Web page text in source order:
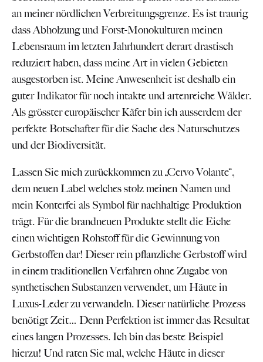
an meiner nördlichen Verbreitungsgrenze. Es ist traurig
dass Abholzung und Forst-Monokulturen meinen
Lebensraum im letzten Jahrhundert derart drastisch
reduziert haben, dass meine Art in vielen Gebieten
ausgestorben ist. Meine Anwesenheit ist deshalb ein
guter Indikator für noch intakte und artenreiche Wälder.
Als grösster europäischer Käfer bin ich ausserdem der
perfekte Botschafter für die Sache des Naturschutzes
und der Biodiversität.
Lassen Sie mich zurückkommen zu „Cervo Volante“,
dem neuen Label welches stolz meinen Namen und
mein Konterfei als Symbol für nachhaltige Produktion
trägt. Für die brandneuen Produkte stellt die Eiche
einen wichtigen Rohstoff für die Gewinnung von
Gerbstoffen dar! Dieser rein pflanzliche Gerbstoff wird
in einem traditionellen Verfahren ohne Zugabe von
synthetischen Substanzen verwendet, um Häute in
Luxus-Leder zu verwandeln. Dieser natürliche Prozess
benötigt Zeit… Denn Perfektion ist immer das Resultat
eines langen Prozesses. Ich bin das beste Beispiel
hierzu! Und raten Sie mal, welche Häute in dieser